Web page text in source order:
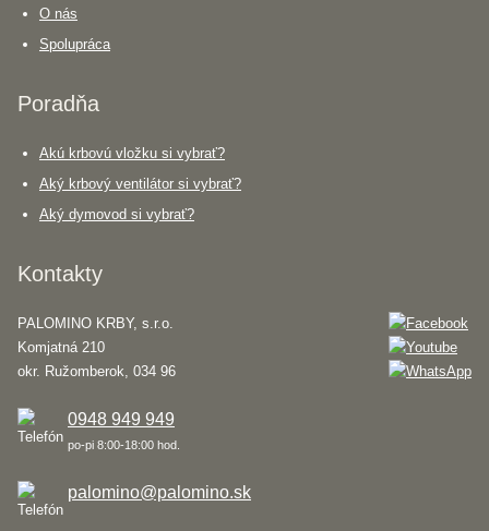
O nás
Spolupráca
Poradňa
Akú krbovú vložku si vybrať?
Aký krbový ventilátor si vybrať?
Aký dymovod si vybrať?
Kontakty
PALOMINO KRBY, s.r.o.
Komjatná 210
okr. Ružomberok, 034 96
0948 949 949
po-pi 8:00-18:00 hod.
palomino@palomino.sk